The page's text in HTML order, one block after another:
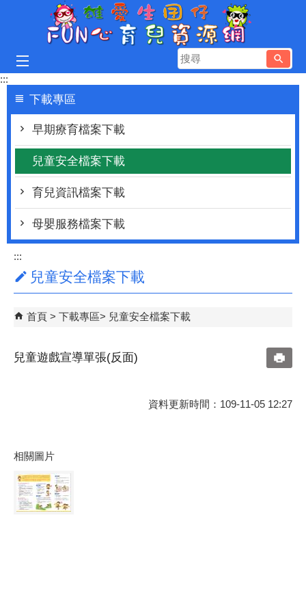
跳到主要內容區塊
搜
尋
:::
下載專區
早期療育檔案下載
兒童安全檔案下載
育兒資訊檔案下載
母嬰服務檔案下載
:::
兒童安全檔案下載
首頁 下載專區 兒童安全檔案下載
兒童遊戲宣導單張(反面)
資料更新時間：109-11-05 12:27
相關圖片